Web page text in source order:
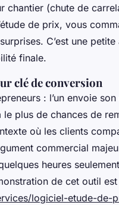
chantier (chute de
de prix, vous
C’est une
finale.
clé de conversion
: l’un envoie
le plus de chances de
où les clients
commercial
heures
de cet outil
logiciel-etude-